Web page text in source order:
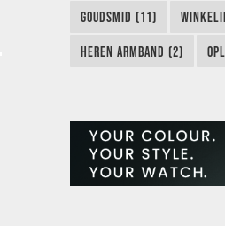
GOUDSMID (11)
HEREN ARMBAND (2)